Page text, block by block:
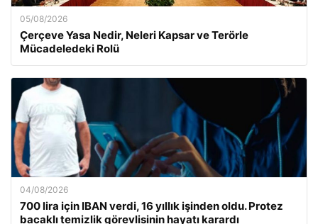
05/08/2026
Çerçeve Yasa Nedir, Neleri Kapsar ve Terörle
Mücadeledeki Rolü
04/08/2026
700 lira için IBAN verdi, 16 yıllık işinden oldu. Protez
bacaklı temizlik görevlisinin hayatı karardı